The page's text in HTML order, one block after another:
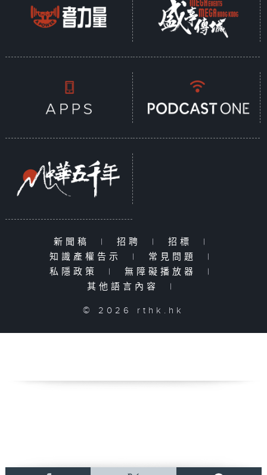
新聞稿 | 招聘 | 招標
|
知識產權告示
| 常見問題
|
私隱政策
| 無障礙播放器
|
其他語言內容
|
© 2026 rthk.hk